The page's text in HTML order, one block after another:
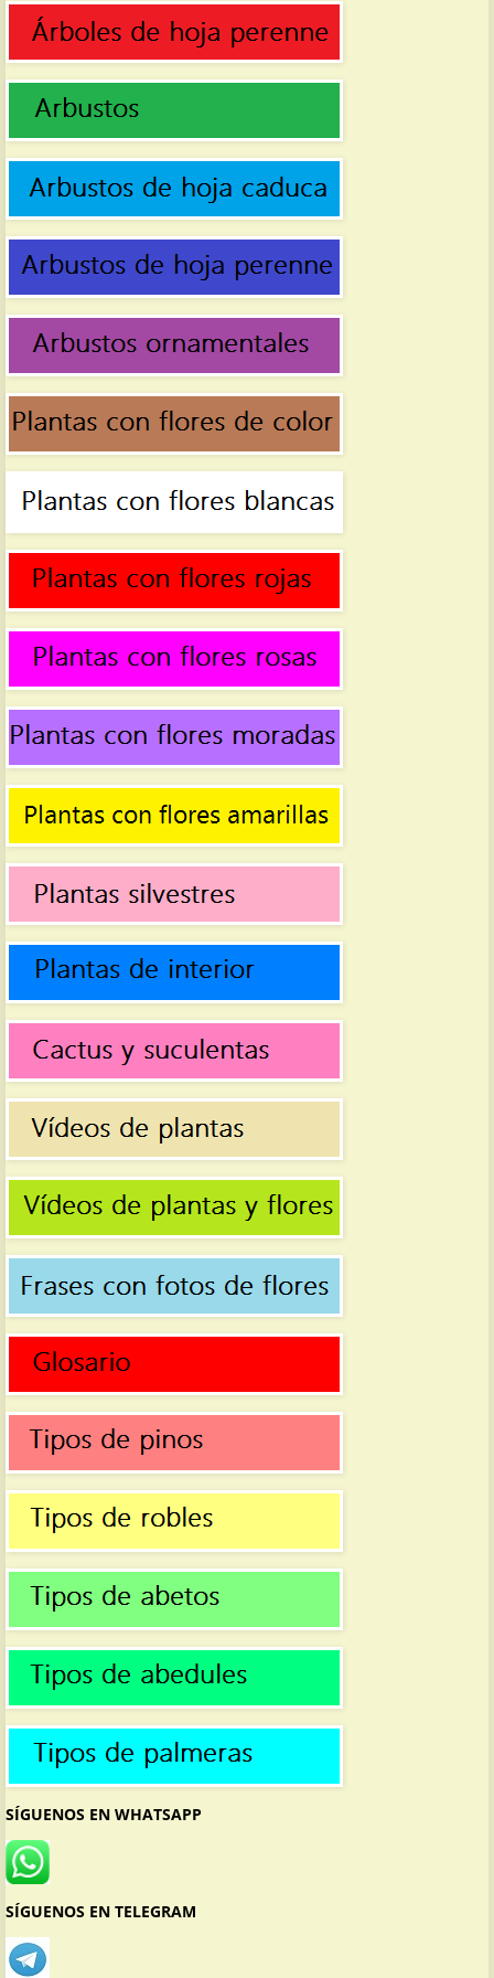
SÍGUENOS EN WHATSAPP
SÍGUENOS EN TELEGRAM